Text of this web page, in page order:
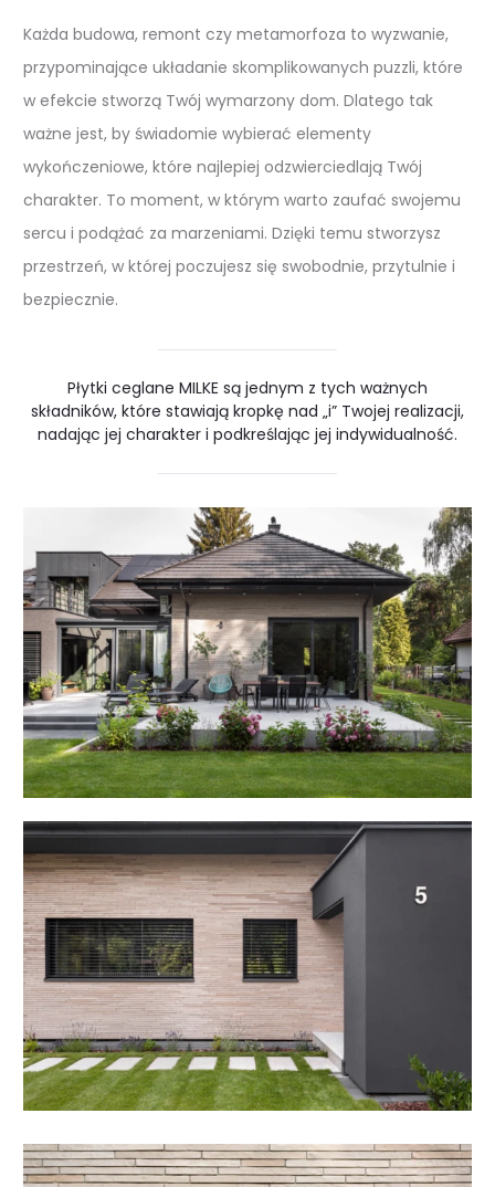
Każda budowa, remont czy metamorfoza to wyzwanie,
przypominające układanie skomplikowanych puzzli, które
w efekcie stworzą Twój wymarzony dom. Dlatego tak
ważne jest, by świadomie wybierać elementy
wykończeniowe, które najlepiej odzwierciedlają Twój
charakter. To moment, w którym warto zaufać swojemu
sercu i podążać za marzeniami. Dzięki temu stworzysz
przestrzeń, w której poczujesz się swobodnie, przytulnie i
bezpiecznie.
Płytki ceglane MILKE są jednym z tych ważnych
składników, które stawiają kropkę nad „i” Twojej realizacji,
nadając jej charakter i podkreślając jej indywidualność.